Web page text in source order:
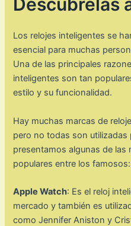
Los relojes inteligentes se
esencial para muchas
Una de las principales
inteligentes son tan
estilo y su funcionalidad.
Hay muchas marcas de
pero no todas son
presentamos algunas de
populares entre los famosos:
Apple Watch: Es el reloj
mercado y también es
como Jennifer Aniston y